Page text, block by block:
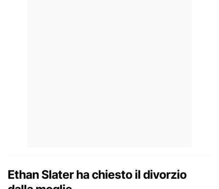
Ethan Slater ha chiesto il divorzio